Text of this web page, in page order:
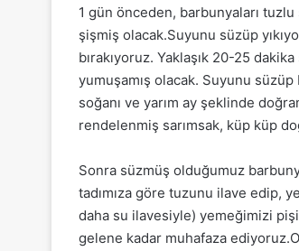
1 gün önceden, barbunyaları tuzlu
şişmiş olacak.Suyunu süzüp
bırakıyoruz. Yaklaşık 20-25
yumuşamış olacak. Suyunu süzüp
soğanı ve yarım ay şeklinde
rendelenmiş sarımsak, küp küp
Sonra süzmüş olduğumuz
tadımıza göre tuzunu ilave edip,
daha su ilavesiyle) yemeğimizi
gelene kadar muhafaza